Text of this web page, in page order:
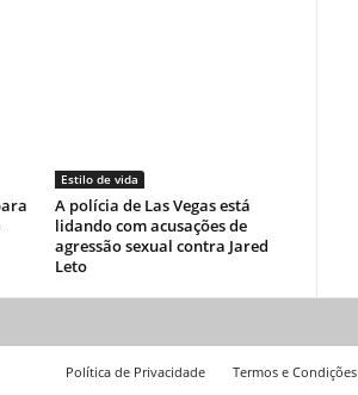
Estilo de vida
A polícia de Las Vegas está
lidando com acusações de
agressão sexual contra Jared
Leto
Política de Privacidade Termos e Condições